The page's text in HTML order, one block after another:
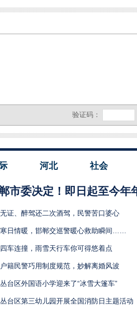
河北 社会
市委决定！即日起至今
无证、醉驾还二次酒驾，民警苦口婆心
寒日情暖，邯郸交巡警暖心救助瞬间……
四车连撞，雨雪天行车你可得悠着点
户籍民警巧用制度规范，妙解离婚风波
丛台区外国语小学迎来了“冰雪大篷车”
丛台区第三幼儿园开展全国消防日主题活动